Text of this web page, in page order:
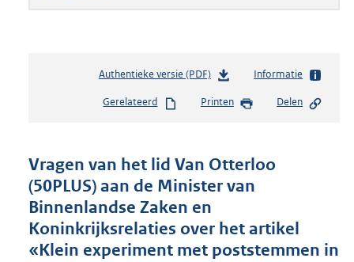
Authentieke versie (PDF)b
s
n
d
s
g
r
o
Informatie
Gerelateerd Printen Delen
Vragen van het lid Van Otterloo
(50PLUS) aan de Minister van
Binnenlandse Zaken en
Koninkrijksrelaties over het artikel
«Klein experiment met poststemmen in